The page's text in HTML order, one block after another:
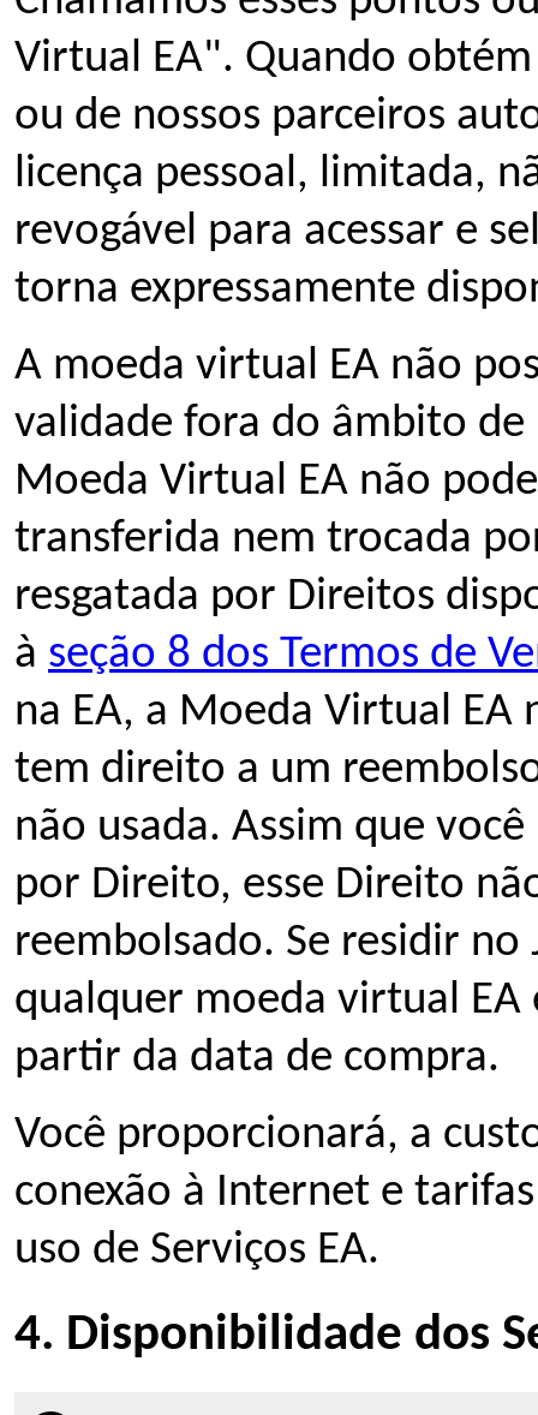
Virtual EA". Quando
ou de nossos parceiros
licença pessoal, limitada,
revogável para acessar e
torna expressamente
A moeda virtual EA não
validade fora do âmbito de
Moeda Virtual EA não
transferida nem trocada
resgatada por Direitos
à seção 8 dos Termos de
na EA, a Moeda Virtual EA
tem direito a um
não usada. Assim que
por Direito, esse Direito
reembolsado. Se residir no
qualquer moeda virtual
partir da data de compra.
Você proporcionará, a
conexão à Internet e
uso de Serviços EA.
4. Disponibilidade dos